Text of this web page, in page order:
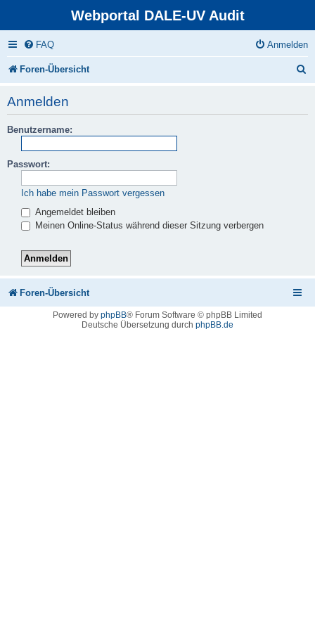
Webportal DALE-UV Audit
FAQ Anmelden
Foren-Übersicht
Anmelden
Benutzername:
Passwort:
Ich habe mein Passwort vergessen
Angemeldet bleiben
Meinen Online-Status während dieser Sitzung verbergen
Foren-Übersicht
Powered by phpBB® Forum Software © phpBB Limited
Deutsche Übersetzung durch phpBB.de